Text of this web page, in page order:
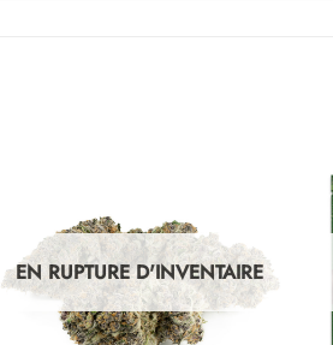
EN RUPTURE D'INVENTAIRE